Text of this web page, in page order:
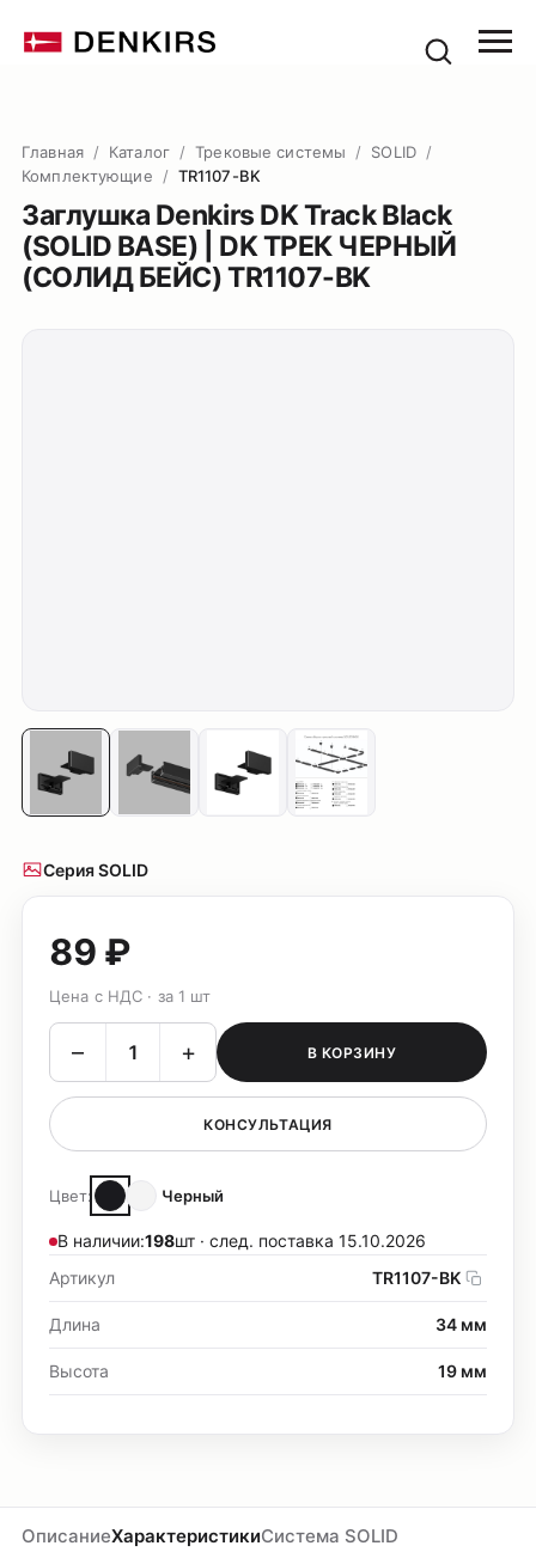
Главная / Каталог / Трековые системы / SOLID /
Комплектующие
/ TR1107-BK
Заглушка Denkirs DK Track Black
(SOLID BASE) | DK ТРЕК ЧЕРНЫЙ
(СОЛИД БЕЙС) TR1107-BK
Серия SOLID
89 ₽
Цена с НДС · за 1 шт
– + В КОРЗИНУ
КОНСУЛЬТАЦИЯ
Цвет: Черный
В наличии:198шт · след. поставка 15.10.2026
Артикул
TR1107-BK
Длина 34 мм
Высота 19 мм
ОписаниеХарактеристикиСистема SOLID